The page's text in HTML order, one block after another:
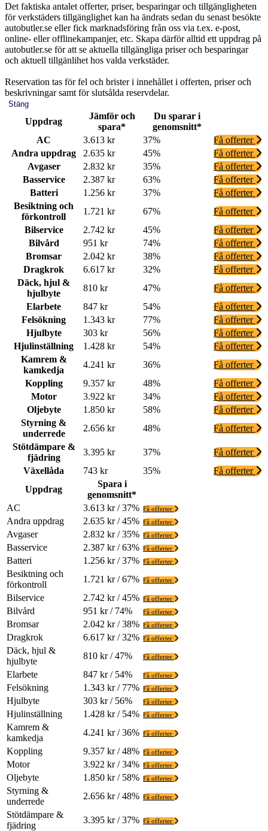
Det faktiska antalet offerter, priser, besparingar och tillgängligheten
för verkstäders tillgänglighet kan ha ändrats sedan du senast besökte
autobutler.se eller fick marknadsföring från oss via t.ex. e-post,
online- eller offlinekampanjer, etc. Skapa därför alltid ett uppdrag på
autobutler.se för att se aktuella tillgängliga priser och besparingar
och aktuell tillgänlihet hos valda verkstäder.
Reservation tas för fel och brister i innehållet i offerten, priser och
beskrivningar samt för slutsålda reservdelar.
Stäng
Uppdrag
Jämför och
spara*
Du sparar i
genomsnitt*
AC
3.613 kr 37%
Få offerter
Andra uppdrag
2.635 kr 45%
Få offerter
Avgaser
2.832 kr 35%
Få offerter
Basservice
2.387 kr 63%
Få offerter
Batteri
1.256 kr 37%
Få offerter
Besiktning och
förkontroll
1.721 kr 67%
Få offerter
Bilservice
2.742 kr 45%
Få offerter
Bilvård
951 kr 74%
Få offerter
Bromsar
2.042 kr 38%
Få offerter
Dragkrok
6.617 kr 32%
Få offerter
Däck, hjul &
hjulbyte
810 kr 47%
Få offerter
Elarbete
847 kr 54%
Få offerter
Felsökning
1.343 kr 77%
Få offerter
Hjulbyte
303 kr 56%
Få offerter
Hjulinställning
1.428 kr 54%
Få offerter
Kamrem &
kamkedja
4.241 kr 36%
Få offerter
Koppling
9.357 kr 48%
Få offerter
Motor
3.922 kr 34%
Få offerter
Oljebyte
1.850 kr 58%
Få offerter
Styrning &
underrede
2.656 kr 48%
Få offerter
Stötdämpare &
fjädring
3.395 kr 37%
Få offerter
Växellåda
743 kr 35%
Få offerter
Uppdrag
Spara i
genomsnitt*
AC
3.613 kr / 37% Få offerter
Andra uppdrag 2.635 kr / 45% Få offerter
Avgaser 2.832 kr / 35% Få offerter
Basservice 2.387 kr / 63% Få offerter
Batteri 1.256 kr / 37% Få offerter
Besiktning och
förkontroll
1.721 kr / 67% Få offerter
Bilservice 2.742 kr / 45% Få offerter
Bilvård 951 kr / 74% Få offerter
Bromsar 2.042 kr / 38% Få offerter
Dragkrok 6.617 kr / 32% Få offerter
Däck, hjul &
hjulbyte
810 kr / 47% Få offerter
Elarbete 847 kr / 54% Få offerter
Felsökning 1.343 kr / 77% Få offerter
Hjulbyte 303 kr / 56% Få offerter
Hjulinställning 1.428 kr / 54% Få offerter
Kamrem &
kamkedja
4.241 kr / 36% Få offerter
Koppling 9.357 kr / 48% Få offerter
Motor 3.922 kr / 34% Få offerter
Oljebyte 1.850 kr / 58% Få offerter
Styrning &
underrede
2.656 kr / 48% Få offerter
Stötdämpare &
fjädring
3.395 kr / 37% Få offerter